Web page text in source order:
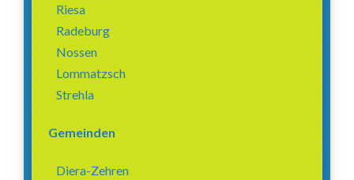
Riesa
Radeburg
Nossen
Lommatzsch
Strehla
Gemeinden
Diera-Zehren